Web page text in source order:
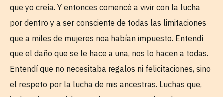
que yo creía. Y entonces comencé a vivir con la lucha
por dentro y a ser consciente de todas las limitaciones
que a miles de mujeres noa habían impuesto. Entendí
que el daño que se le hace a una, nos lo hacen a todas.
Entendí que no necesitaba regalos ni felicitaciones, sino
el respeto por la lucha de mis ancestras. Luchas que,